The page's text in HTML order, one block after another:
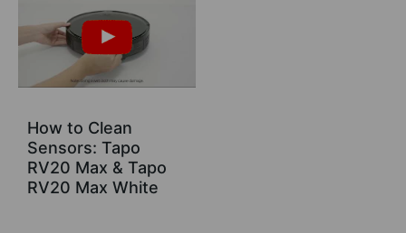
How to Clean
Sensors: Tapo
RV20 Max & Tapo
RV20 Max White